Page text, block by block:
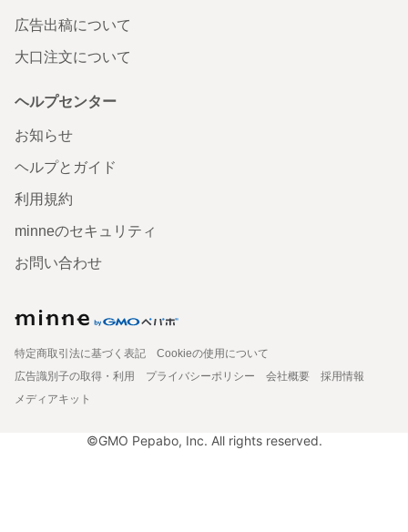
広告出稿について
大口注文について
ヘルプセンター
お知らせ
ヘルプとガイド
利用規約
minneのセキュリティ
お問い合わせ
特定商取引法に基づく表記
Cookieの使用について
広告識別子の取得・利用
プライバシーポリシー 会社概要
採用情報
メディアキット
©GMO Pepabo, Inc. All rights reserved.